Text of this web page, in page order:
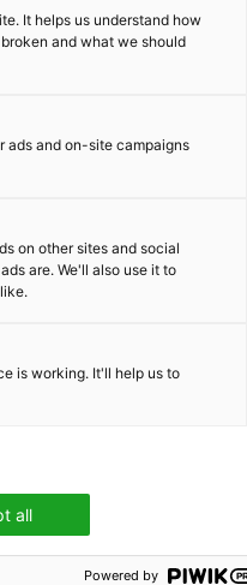
It helps us understand how
and what we should
ads and on-site campaigns
on other sites and social
are. We'll also use it to
is working. It'll help us to
all
Powered by